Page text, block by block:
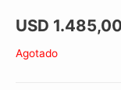
USD 1.485,00
Agotado